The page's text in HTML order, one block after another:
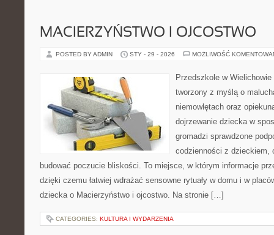
MACIERZYŃSTWO I OJCOSTWO
POSTED BY ADMIN STY - 29 - 2026 MOŻLIWOŚĆ
Przedszkole w
tworzony z myślą o
niemowlętach oraz
dojrzewanie dziecka w
gromadzi sprawdzone
codzienności z dzieckiem,
budować poczucie bliskości. To miejsce, w którym informacje
dzięki czemu łatwiej wdrażać sensowne rytuały w domu i w
dziecka o Macierzyństwo i ojcostwo. Na stronie […]
CATEGORIES: KULTURA I WYDARZENIA